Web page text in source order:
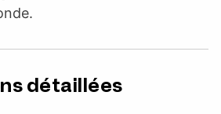
détaillées